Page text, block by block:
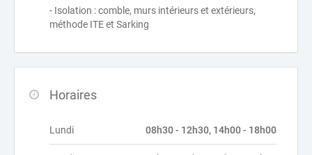
- Isolation : comble, murs intérieurs et extérieurs,
méthode ITE et Sarking
Horaires
Lundi 08h30 - 12h30, 14h00 - 18h00